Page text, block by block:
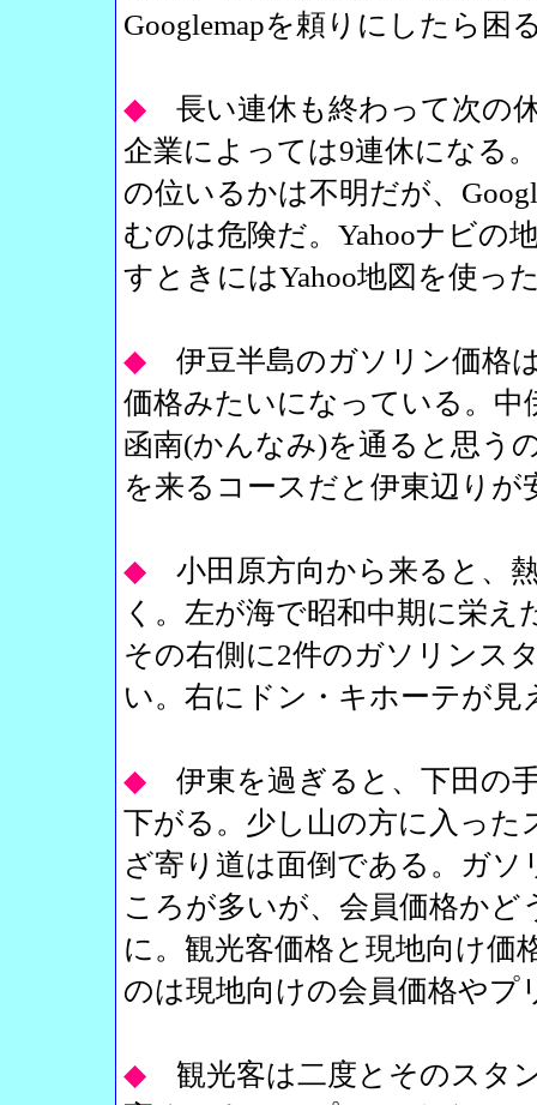
Googlemapを頼りにしたら困
◆ 長い連休も終わって次の
企業によっては9連休になる
の位いるかは不明だが、
むのは危険だ。Yahooナビの
すときにはYahoo地図を使っ
◆ 伊豆半島のガソリン価格
価格みたいになっている。
函南(かんなみ)を通ると思う
を来るコースだと伊東辺りが
◆ 小田原方向から来ると、
く。左が海で昭和中期に栄
その右側に2件のガソリンス
い。右にドン・キホーテが
◆ 伊東を過ぎると、下田の
下がる。少し山の方に入っ
ざ寄り道は面倒である。ガ
ころが多いが、会員価格か
に。観光客価格と現地向け価
のは現地向けの会員価格やプ
◆ 観光客は二度とそのスタ